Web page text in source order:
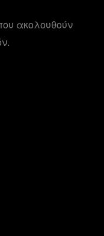
ακολουθούν